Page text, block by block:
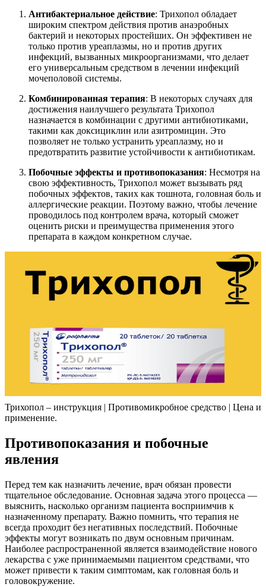
Антибактериальное действие: Трихопол обладает
широким спектром действия против анаэробных
бактерий и некоторых простейших. Он эффективен не
только против уреаплазмы, но и против других
инфекций, вызванных микроорганизмами, что делает
его универсальным средством в лечении инфекций
мочеполовой системы.
Комбинированная терапия: В некоторых случаях для
достижения наилучшего результата Трихопол
назначается в комбинации с другими антибиотиками,
такими как доксициклин или азитромицин. Это
позволяет не только устранить уреаплазму, но и
предотвратить развитие устойчивости к антибиотикам.
Побочные эффекты и противопоказания: Несмотря на
свою эффективность, Трихопол может вызывать ряд
побочных эффектов, таких как тошнота, головная боль и
аллергические реакции. Поэтому важно, чтобы лечение
проводилось под контролем врача, который сможет
оценить риски и преимущества применения этого
препарата в каждом конкретном случае.
Трихопол – инструкция | Противомикробное средство | Цена и
применение.
Противопоказания и побочные
явления
Перед тем как назначить лечение, врач обязан провести
тщательное обследование. Основная задача этого процесса —
выяснить, насколько организм пациента восприимчив к
назначенному препарату. Важно помнить, что терапия не
всегда проходит без негативных последствий. Побочные
эффекты могут возникать по двум основным причинам.
Наиболее распространенной является взаимодействие нового
лекарства с уже принимаемыми пациентом средствами, что
может привести к таким симптомам, как головная боль и
головокружение.